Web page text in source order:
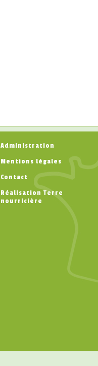
Administration
Mentions légales
Contact
Réalisation Terre
nourricière